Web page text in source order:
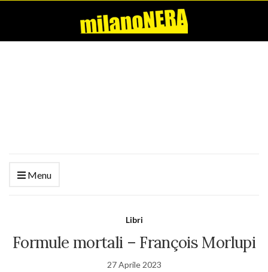
Menu
Libri
Formule mortali – François Morlupi
27 Aprile 2023